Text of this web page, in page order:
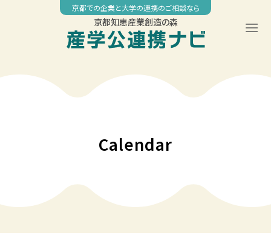
京都での企業と大学の連携のご相談なら
京都知恵産業創造の森
Calendar
04:00